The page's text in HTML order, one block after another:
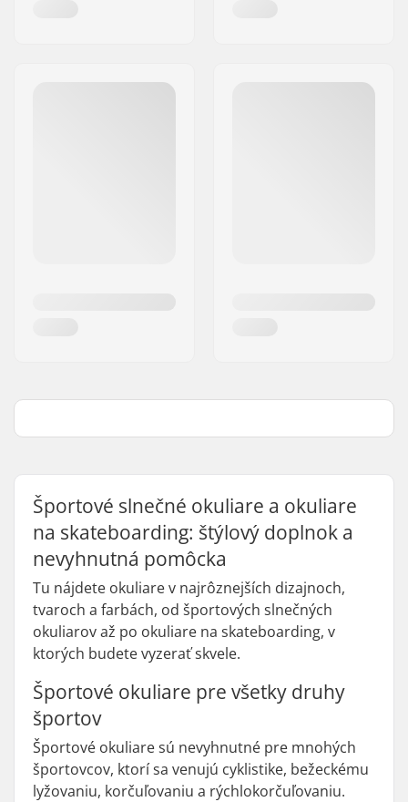
Športové slnečné okuliare a okuliare
na skateboarding: štýlový doplnok a
nevyhnutná pomôcka
Tu nájdete okuliare v najrôznejších dizajnoch,
tvaroch a farbách, od športových slnečných
okuliarov až po okuliare na skateboarding, v
ktorých budete vyzerať skvele.
Športové okuliare pre všetky druhy
športov
Športové okuliare sú nevyhnutné pre mnohých
športovcov, ktorí sa venujú cyklistike, bežeckému
lyžovaniu, korčuľovaniu a rýchlokorčuľovaniu.